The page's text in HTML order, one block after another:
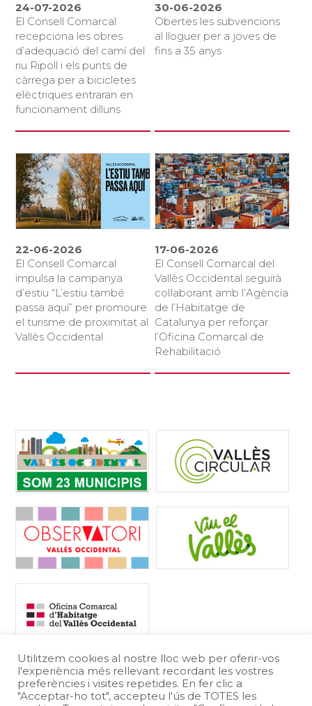
24-07-2026
El Consell Comarcal
recepciona les obres
d’adequació del camí del
riu Ripoll i els punts de
càrrega per a bicicletes
elèctriques entraran en
funcionament dilluns
30-06-2026
Obertes les subvencions
al lloguer per a joves de
fins a 35 anys
22-06-2026
El Consell Comarcal
impulsa la campanya
d’estiu “L’estiu també
passa aquí” per promoure
el turisme de proximitat al
Vallès Occidental
17-06-2026
El Consell Comarcal del
Vallès Occidental seguirà
col·laborant amb l’Agència
de l’Habitatge de
Catalunya per reforçar
l’Oficina Comarcal de
Rehabilitació
Utilitzem cookies al nostre lloc web per oferir-vos
l'experiència més rellevant recordant les vostres
preferències i visites repetides. En fer clic a
"Acceptar-ho tot", accepteu l'ús de TOTES les